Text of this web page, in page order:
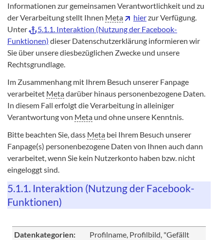
Informationen zur gemeinsamen Verantwortlichkeit und zu
der Verarbeitung stellt Ihnen Meta hierzur Verfügung.
Unter
5.1.1. Interaktion (Nutzung der Facebook-
Funktionen) dieser Datenschutzerklärung informieren wir
Sie über unsere diesbezüglichen Zwecke und unsere
Rechtsgrundlage.
Im Zusammenhang mit Ihrem Besuch unserer Fanpage
verarbeitet Metadarüber hinaus personenbezogene Daten.
In diesem Fall erfolgt die Verarbeitung in alleiniger
Verantwortung von Meta und ohne unsere Kenntnis.
Bitte beachten Sie, dass Meta bei Ihrem Besuch unserer
Fanpage(s) personenbezogene Daten von Ihnen auch dann
verarbeitet, wenn Sie kein Nutzerkonto haben bzw. nicht
eingeloggt sind.
5.1.1. Interaktion (Nutzung der Facebook-
Funktionen)
Datenkategorien:
Profilname, Profilbild, "Gefällt